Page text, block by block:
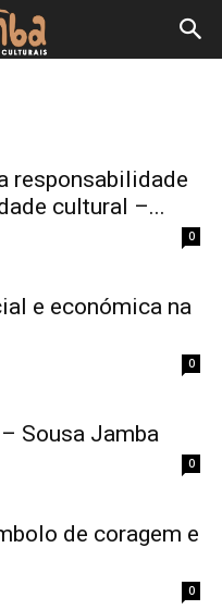
responsabilidade
cultural –...
0
e económica na
0
Sousa Jamba
0
de coragem e
0